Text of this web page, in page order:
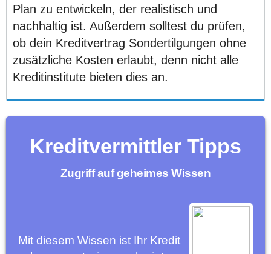
Plan zu entwickeln, der realistisch und
nachhaltig ist. Außerdem solltest du prüfen,
ob dein Kreditvertrag Sondertilgungen ohne
zusätzliche Kosten erlaubt, denn nicht alle
Kreditinstitute bieten dies an.
Kreditvermittler Tipps
Zugriff auf geheimes Wissen
Mit diesem Wissen ist Ihr Kredit